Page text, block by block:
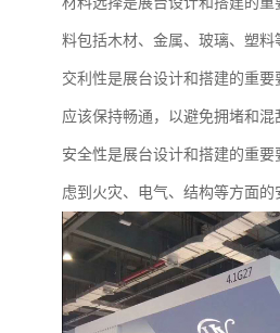
料包括木材、金属、玻璃、塑料
交利性是展台设计和搭建的重
应该保持畅通，以避免拥堵和混
安全性是展台设计和搭建的重
虑到火灾、电气、结构等方面的